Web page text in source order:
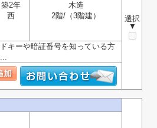
選択
▼
築2年
西
木造
2階/（3階建）
キーや暗証番号を知っている方